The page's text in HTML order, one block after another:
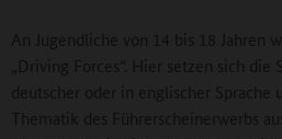
An Jugendliche von 14 bis 18 Jahren
„Driving Forces“. Hier setzen sich
deutscher oder in englischer Sprache
Thematik des Führerscheinerwerbs